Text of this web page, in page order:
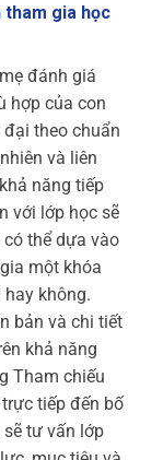
tham gia học
đánh giá
hợp của con
theo chuẩn
và liên
năng tiếp
với lớp học sẽ
thể dựa vào
một khóa
không.
bản và chi tiết
khả năng
Tham chiếu
tiếp đến bố
sẽ tư vấn lớp